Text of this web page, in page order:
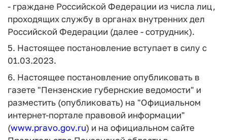
- граждане Российской Федерации из числа лиц,
проходящих службу в органах внутренних дел
Российской Федерации (далее - сотрудник).
5. Настоящее постановление вступает в силу с
01.03.2023.
6. Настоящее постановление опубликовать в
газете "Пензенские губернские ведомости" и
разместить (опубликовать) на "Официальном
интернет-портале правовой информации"
(www.pravo.gov.ru) и на официальном сайте